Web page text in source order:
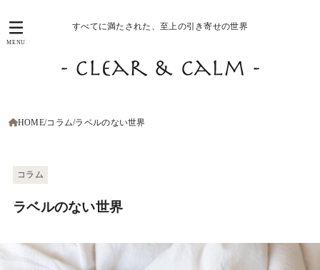
すべてに満たされた、至上の引き寄せの世界
MENU
HOME コラム ラベルのない世界
コラム
ラベルのない世界